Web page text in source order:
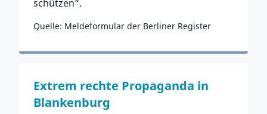
schützen“.
Quelle: Meldeformular der Berliner Register
Zum Vorfall
Extrem rechte Propaganda in
Blankenburg